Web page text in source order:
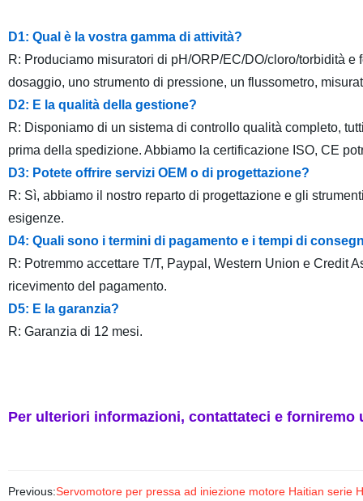
D1: Qual è la vostra gamma di attività?
R: Produciamo misuratori di pH/ORP/EC/DO/cloro/torbidità
dosaggio, uno strumento di pressione, un flussometro,
D2: E la qualità della gestione?
R: Disponiamo di un sistema di controllo qualità completo,
prima della spedizione. Abbiamo la certificazione ISO, CE
D3: Potete offrire servizi OEM o di progettazione?
R: Sì, abbiamo il nostro reparto di progettazione e gli
esigenze.
D4: Quali sono i termini di pagamento e i tempi di
R: Potremmo accettare T/T, Paypal, Western Union e Credit
ricevimento del pagamento.
D5: E la garanzia?
R: Garanzia di 12 mesi.
Per ulteriori informazioni, contattateci e
Previous:Servomotore per pressa ad iniezione motore Haitian serie